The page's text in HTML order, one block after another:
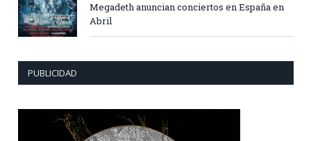
Megadeth anuncian conciertos en España en
Abril
PUBLICIDAD